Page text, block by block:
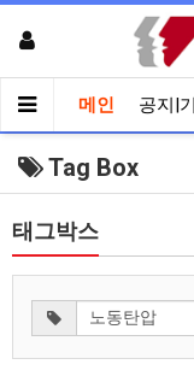
메인 공지|
Tag Box
태그박스